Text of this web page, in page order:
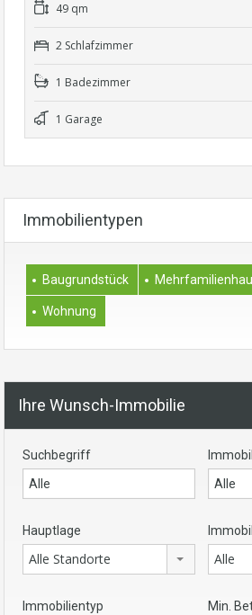
49 qm
2 Schlafzimmer
1 Badezimmer
1 Garage
Immobilientypen
Baugrundstück
Wohnung
Ihre Wunsch-Immobilie
Suchbegriff
Hauptlage
Alle Standorte Alle
Immobilientyp Min.